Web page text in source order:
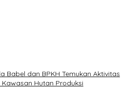
Babel dan BPKH Temukan Aktivitas
Hutan Produksi